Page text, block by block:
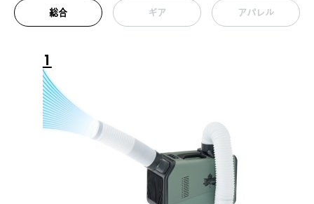
総合 ギア アパレル
1